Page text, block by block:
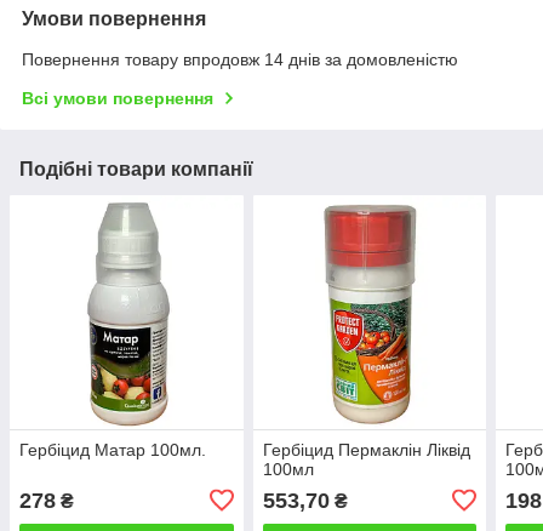
Умови повернення
Повернення товару впродовж 14 днів за домовленістю
Всі умови повернення
Подібні товари компанії
Гербіцид Матар 100мл.
278 ₴
Гербіцид Пермаклін Ліквід
100мл
553,70₴